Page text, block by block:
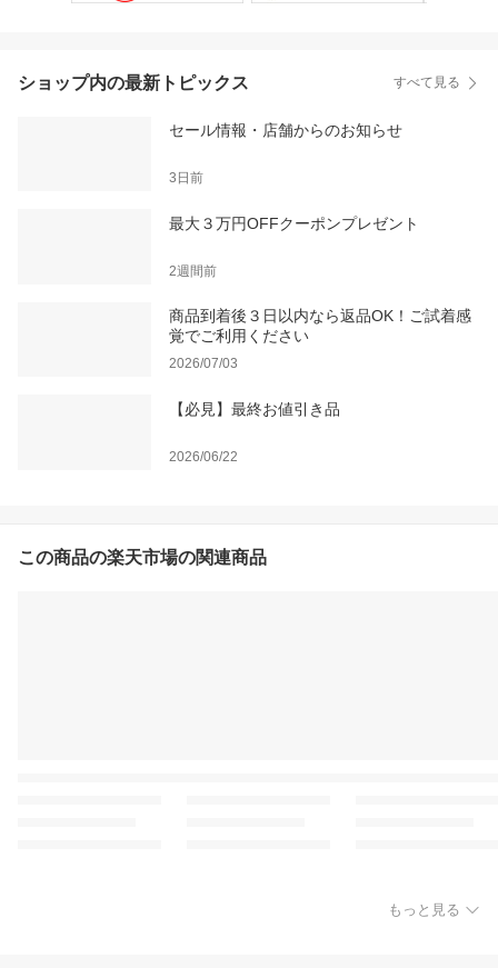
ショップ内の最新トピックス すべて見る
セール情報・店舗からのお知らせ
3日前
最大３万円OFFクーポンプレゼント
2週間前
商品到着後３日以内なら返品OK！ご試着感
覚でご利用ください
2026/07/03
【必見】最終お値引き品
2026/06/22
この商品の楽天市場の関連商品
もっと見る